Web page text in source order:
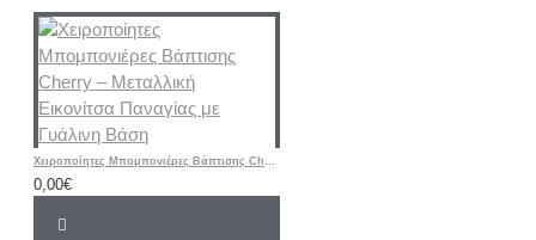
Χειροποίητες Μπομπονιέρες Βάπτισης Cherry – Μεταλλική Εικονίτσα Παναγίας με Γυάλινη Βάση
0,00€